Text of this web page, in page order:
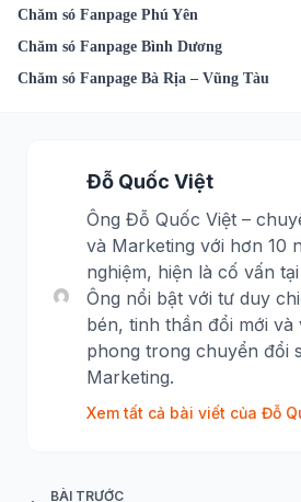
Chăm só Fanpage Phú Yên
Chăm só Fanpage Bình Dương
Chăm só Fanpage Bà Rịa – Vũng Tàu
Đỗ Quốc Việt
Ông Đỗ Quốc Việt –
và Marketing với hơn 10
nghiệm, hiện là cố vấn
Ông nổi bật với tư duy
bén, tinh thần đổi mới và
phong trong chuyển đổi
Marketing.
Xem tất cả bài viết của Đỗ
BÀI TRƯỚC